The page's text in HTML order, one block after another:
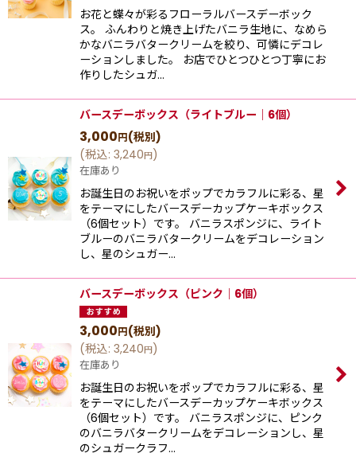
お花と蝶々が彩るフローラルバースデーボック
ス。 ふんわりと焼き上げたバニラ生地に、なめら
かなバニラバタークリームを絞り、可憐にデコレ
ーションしました。 お店でひとつひとつ丁寧にお
作りしたシュガ…
バースデーボックス（ライトブルー｜6個）
3,000円(税別)
(税込: 3,240円)
在庫あり
お誕生日のお祝いをポップでカラフルに彩る、星
をテーマにしたバースデーカップケーキボックス
（6個セット）です。 バニラスポンジに、ライト
ブルーのバニラバタークリームをデコレーション
し、星のシュガー…
バースデーボックス（ピンク｜6個）
3,000円(税別)
(税込: 3,240円)
在庫あり
お誕生日のお祝いをポップでカラフルに彩る、星
をテーマにしたバースデーカップケーキボックス
（6個セット）です。 バニラスポンジに、ピンク
のバニラバタークリームをデコレーションし、星
のシュガークラフ…